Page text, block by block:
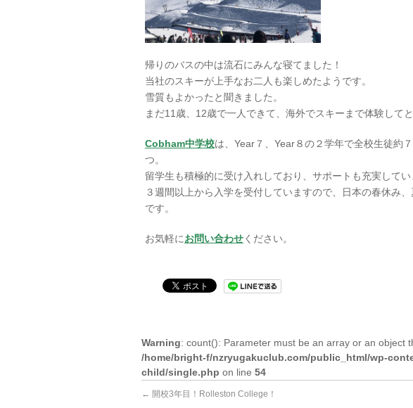
帰りのバスの中は流石にみんな寝てました！
当社のスキーが上手なお二人も楽しめたようです。
雪質もよかったと聞きました。
まだ11歳、12歳で一人できて、海外でスキーまで体験して
Cobham中学校は、Year７、Year８の２学年で全校生徒約
つ。
留学生も積極的に受け入れしており、サポートも充実してい
３週間以上から入学を受付していますので、日本の春休み
です。
お気軽にお問い合わせください。
Warning: count(): Parameter must be an array or an object
/home/bright-f/nzryugakuclub.com/public_html/wp-
child/single.php on line 54
← 開校3年目！Rolleston College！